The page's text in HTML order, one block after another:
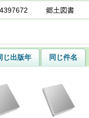
郷土図書
じ出版年
同じ件名